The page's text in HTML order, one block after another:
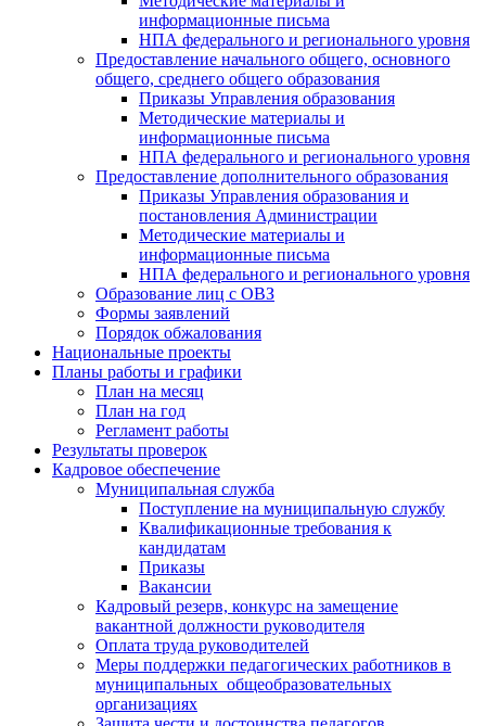
информационные письма
НПА федерального и регионального уровня
Предоставление начального общего, основного
общего, среднего общего образования
Приказы Управления образования
Методические материалы и
информационные письма
НПА федерального и регионального уровня
Предоставление дополнительного образования
Приказы Управления образования и
постановления Администрации
Методические материалы и
информационные письма
НПА федерального и регионального уровня
Образование лиц с ОВЗ
Формы заявлений
Порядок обжалования
Национальные проекты
Планы работы и графики
План на месяц
План на год
Регламент работы
Результаты проверок
Кадровое обеспечение
Муниципальная служба
Поступление на муниципальную службу
Квалификационные требования к
кандидатам
Приказы
Вакансии
Кадровый резерв, конкурс на замещение
вакантной должности руководителя
Оплата труда руководителей
Меры поддержки педагогических работников в
муниципальных общеобразовательных
организациях